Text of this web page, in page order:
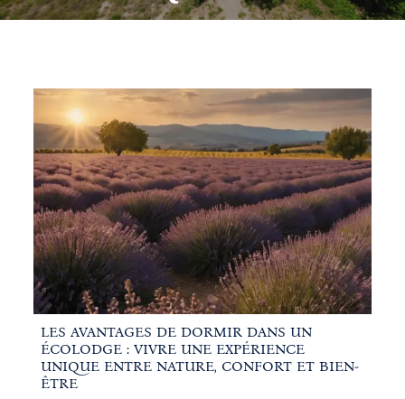
LES AVANTAGES DE DORMIR DANS UN
ÉCOLODGE : VIVRE UNE EXPÉRIENCE
UNIQUE ENTRE NATURE, CONFORT ET BIEN-
ÊTRE